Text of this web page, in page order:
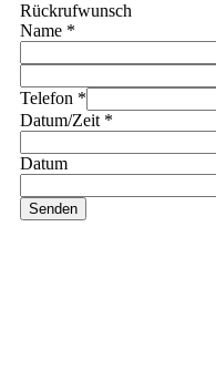
Rückrufwunsch
Name *
Telefon *
Datum/Zeit *
Datum
Senden